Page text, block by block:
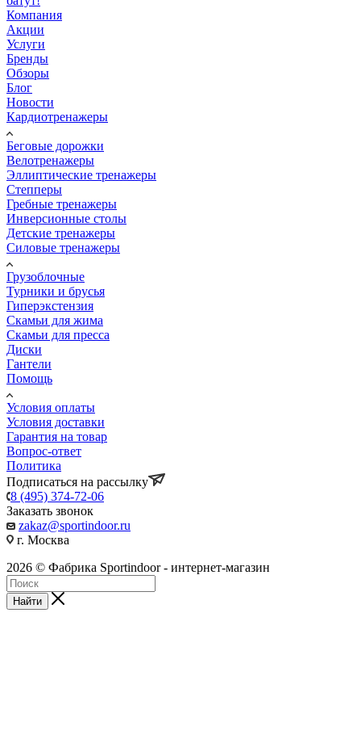
Компания
Акции
Услуги
Бренды
Обзоры
Блог
Новости
Кардиотренажеры
Беговые дорожки
Велотренажеры
Эллиптические тренажеры
Степперы
Гребные тренажеры
Инверсионные столы
Детские тренажеры
Силовые тренажеры
Грузоблочные
Турники и брусья
Гиперэкстензия
Скамьи для жима
Скамьи для пресса
Диски
Гантели
Помощь
Условия оплаты
Условия доставки
Гарантия на товар
Вопрос-ответ
Политика
Подписаться на рассылку
8 (495) 374-72-06
Заказать звонок
zakaz@sportindoor.ru
г. Москва
2026 © Фабрика Sportindoor - интернет-магазин
Найти